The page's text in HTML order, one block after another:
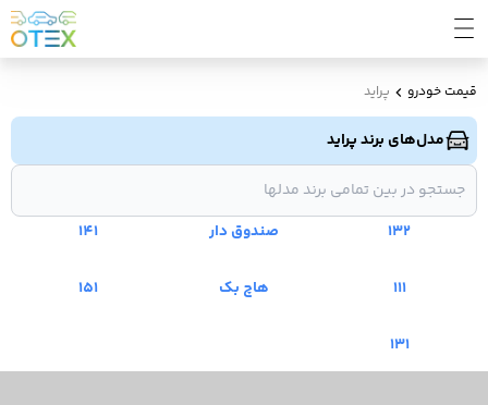
قیمت خودرو پراید
مدل‌های برند پراید
132 صندوق دار 141
111 هاچ بک 151
131